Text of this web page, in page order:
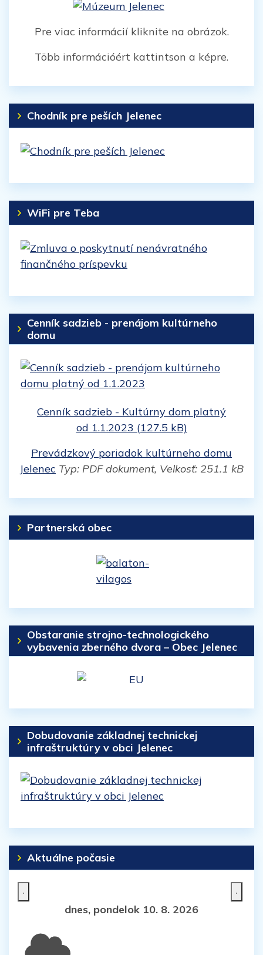
Pre viac informácií kliknite na obrázok.
Több információért kattintson a képre.
Chodník pre peších Jelenec
WiFi pre Teba
Cenník sadzieb - prenájom kultúrneho
domu
Cenník sadzieb - Kultúrny dom platný
od 1.1.2023 (127.5 kB)
Prevádzkový poriadok kultúrneho domu
Jelenec Typ: PDF dokument, Velkosť: 251.1 kB
Partnerská obec
Obstaranie strojno-technologického
vybavenia zberného dvora – Obec Jelenec
Dobudovanie základnej technickej
infraštruktúry v obci Jelenec
Aktuálne počasie
dnes, pondelok 10. 8. 2026